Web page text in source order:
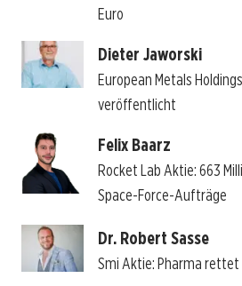
Euro
Dieter Jaworski
European Metals
veröffentlicht
Felix Baarz
Rocket Lab Aktie: 663
Space-Force-Aufträge
Dr. Robert Sasse
Smi Aktie: Pharma rettet